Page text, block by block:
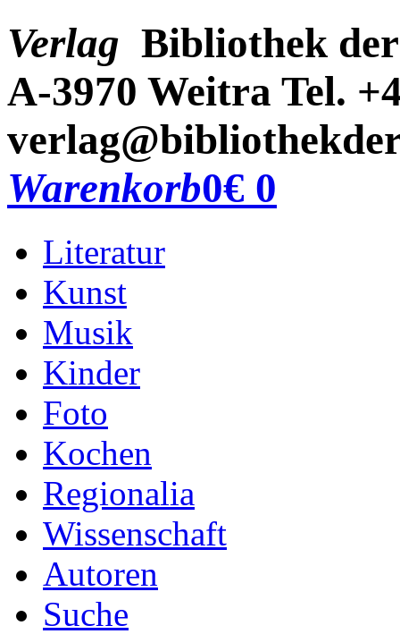
Verlag Bibliothek
A-3970 Weitra Tel.
Warenkorb0€ 0
Literatur
Kunst
Musik
Kinder
Foto
Kochen
Regionalia
Wissenschaft
Autoren
Suche